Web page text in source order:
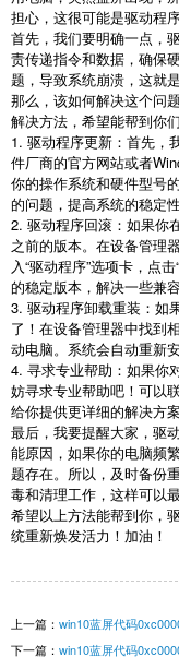
担心，这很可能是驱动程
首先，我们要明确一点，
责传递指令和数据，确保
题，导致系统崩溃，这就
那么，该如何解决这个问
解决方法，希望能帮到你
1. 驱动程序更新：首先，
件厂商的官方网站或者
你的操作系统和硬件型号
的问题，提高系统的稳定性
2. 驱动程序回滚：如果你
之前的版本。在设备管理
入“驱动程序”选项卡，点
的稳定版本，解决一些兼容
3. 驱动程序卸载重装：如
了！在设备管理器中找到
动电脑。系统会自动重新
4. 寻求专业帮助：如果你
妨寻求专业帮助吧！可以
给你提供更详细的解决方案
最后，我要提醒大家，驱
能原因，如果你的电脑频
题存在。所以，及时备份
毒和清理工作，这样可以
希望以上方法能帮到你，
统重新焕发活力！加油！
上一篇： win10蓝屏代码
下一篇： win10蓝屏代码